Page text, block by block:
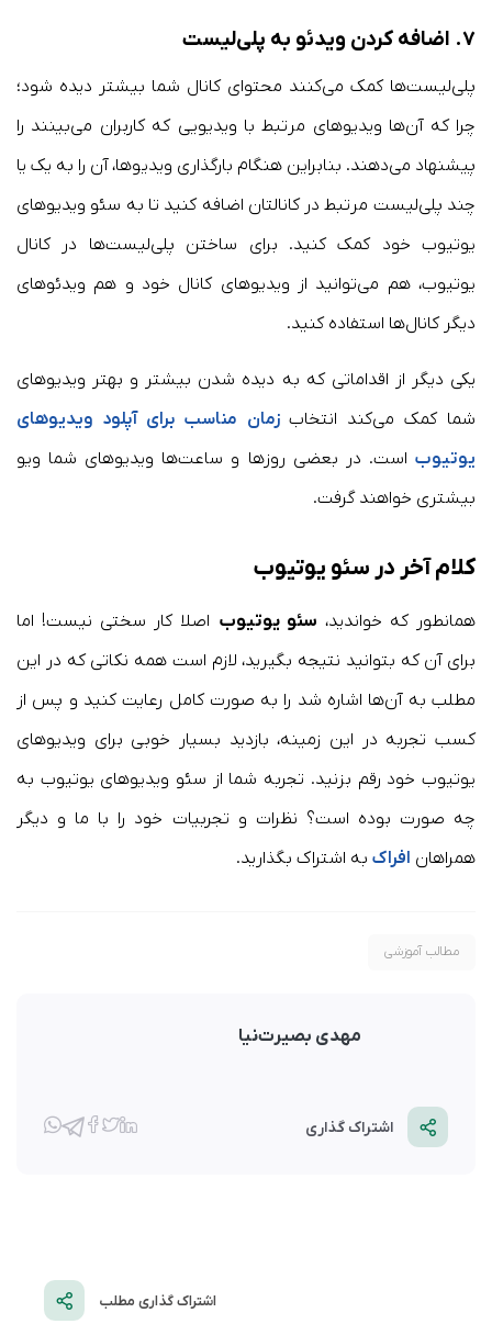
۷. اضافه کردن ویدئو به پلی‌لیست
پلی‌لیست‌ها کمک می‌کنند محتوای کانال شما بیشتر دیده شود؛
چرا که آن‌ها ویدیوهای مرتبط با ویدیویی که کاربران می‌بینند را
پیشنهاد می‌دهند. بنابراین هنگام بارگذاری ویدیوها، آن را به یک یا
چند پلی‌لیست مرتبط در کانالتان اضافه کنید تا به سئو ویدیوهای
یوتیوب خود کمک کنید. برای ساختن پلی‌لیست‌ها در کانال
یوتیوب، هم می‌توانید از ویدیوهای کانال خود و هم ویدئوهای
دیگر کانال‌ها استفاده کنید.
یکی دیگر از اقداماتی که به دیده شدن بیشتر و بهتر ویدیوهای
شما کمک می‌کند انتخاب زمان مناسب برای آپلود ویدیوهای
یوتیوب است. در بعضی روزها و ساعت‌ها ویدیوهای شما ویو
بیشتری خواهند گرفت.
کلام آخر در سئو یوتیوب
همانطور که خواندید، سئو یوتیوب اصلا کار سختی نیست! اما
برای آن که بتوانید نتیجه بگیرید، لازم است همه نکاتی که در این
مطلب به آن‌ها اشاره شد را به صورت کامل رعایت کنید و پس از
کسب تجربه در این زمینه، بازدید بسیار خوبی برای ویدیوهای
یوتیوب خود رقم بزنید. تجربه شما از سئو ویدیوهای یوتیوب به
چه صورت بوده است؟ نظرات و تجربیات خود را با ما و دیگر
همراهان افراک به اشتراک بگذارید.
مطالب آموزشی
مهدی بصیرت‌نیا
اشتراک گذاری
اشتراک گذاری مطلب